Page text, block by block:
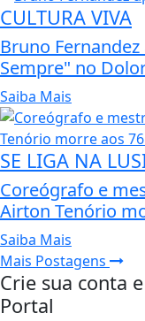
CULTURA VIVA
Bruno
Sempre" no
Saiba Mais
SE LIGA NA
Coreógrafo e
Airton Tenório
Saiba Mais
Mais Postagens
Crie sua conta
Portal